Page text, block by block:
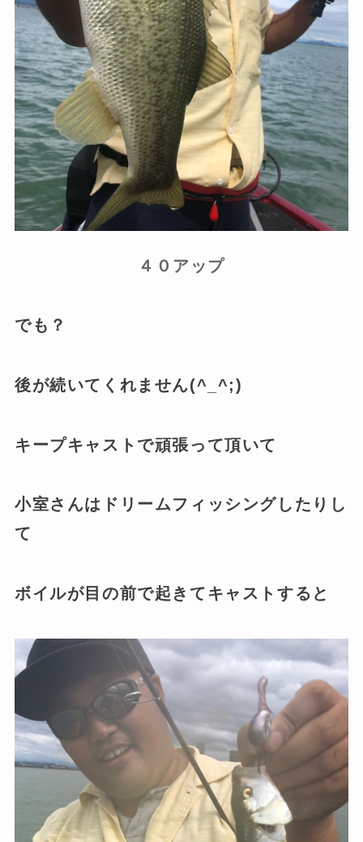
４０アップ
でも？
後が続いてくれません(^_^;)
キープキャストで頑張って頂いて
小室さんはドリームフィッシングしたりし
て
ボイルが目の前で起きてキャストすると